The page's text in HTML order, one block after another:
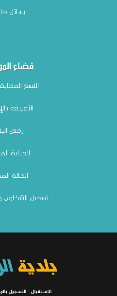
رسائل
فضاء
النسخ
التعريف
رخص
الجباية
الحالة
تسجيل الشكاوي
بلدية
التسجيل · الإستقبال